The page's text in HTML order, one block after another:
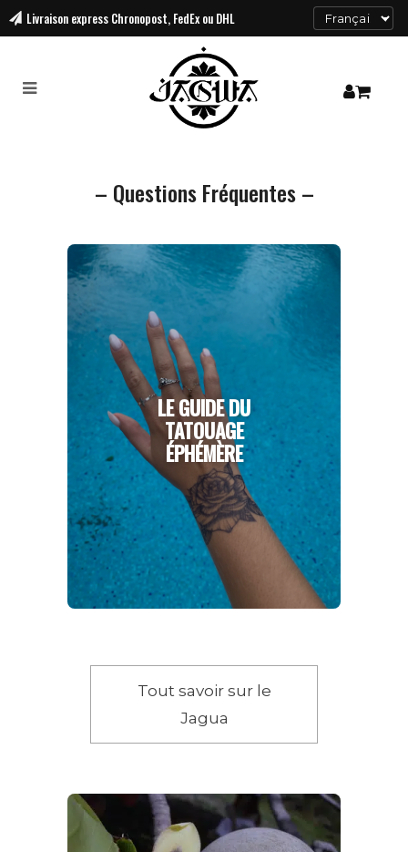
Livraison express Chronopost, FedEx ou DHL
– Questions Fréquentes –
LE GUIDE DU
TATOUAGE
ÉPHÉMÈRE
Tout savoir sur le
Jagua